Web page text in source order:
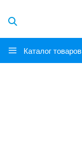
Каталог товаров